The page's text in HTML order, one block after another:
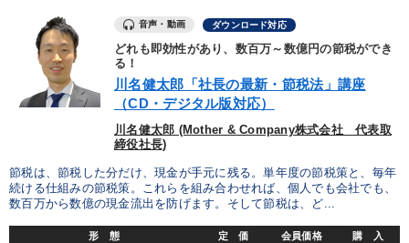
音声・動画 ダウンロード対応
どれも即効性があり、数百万～数億円の節税ができ
る！
川名健太郎「社長の最新・節税法」講座
（CD・デジタル版対応）
川名健太郎 (Mother & Company株式会社 代表取
締役社長)
節税は、節税した分だけ、現金が手元に残る。単年度の節税策と、毎年
続ける仕組みの節税策。これらを組み合わせれば、個人でも会社でも、
数百万から数億の現金流出を防げます。そして節税は、ど...
形 態 定 価 会員価格 購 入